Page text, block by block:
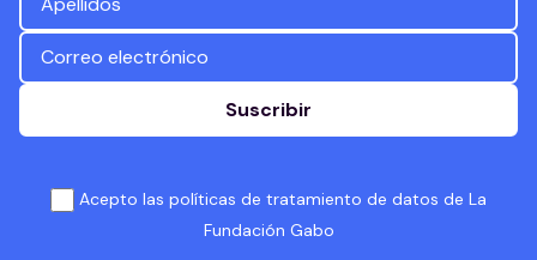
Suscribir
Acepto las políticas de tratamiento de datos de La
Fundación Gabo